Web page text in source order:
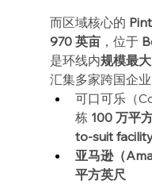
而区域核心的
970 英亩，位于
是环线内规模最
汇集多家跨国企业
可口可乐（
栋 100 万平
to-suit facility
亚马逊（
平方英尺